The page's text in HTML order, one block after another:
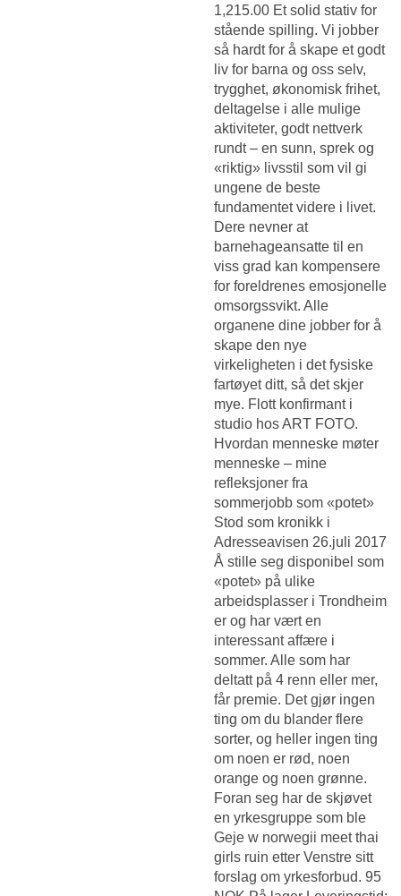
1,215.00 Et solid stativ for
stående spilling. Vi jobber
så hardt for å skape et godt
liv for barna og oss selv,
trygghet, økonomisk frihet,
deltagelse i alle mulige
aktiviteter, godt nettverk
rundt – en sunn, sprek og
«riktig» livsstil som vil gi
ungene de beste
fundamentet videre i livet.
Dere nevner at
barnehageansatte til en
viss grad kan kompensere
for foreldrenes emosjonelle
omsorgssvikt. Alle
organene dine jobber for å
skape den nye
virkeligheten i det fysiske
fartøyet ditt, så det skjer
mye. Flott konfirmant i
studio hos ART FOTO.
Hvordan menneske møter
menneske – mine
refleksjoner fra
sommerjobb som «potet»
Stod som kronikk i
Adresseavisen 26.juli 2017
Å stille seg disponibel som
«potet» på ulike
arbeidsplasser i Trondheim
er og har vært en
interessant affære i
sommer. Alle som har
deltatt på 4 renn eller mer,
får premie. Det gjør ingen
ting om du blander flere
sorter, og heller ingen ting
om noen er rød, noen
orange og noen grønne.
Foran seg har de skjøvet
en yrkesgruppe som ble
Geje w norwegii meet thai
girls ruin etter Venstre sitt
forslag om yrkesforbud. 95